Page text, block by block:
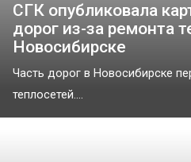
СГК опубликовала
дорог из-за ремонта
Новосибирске
Часть дорог в Новосибирске
теплосетей....